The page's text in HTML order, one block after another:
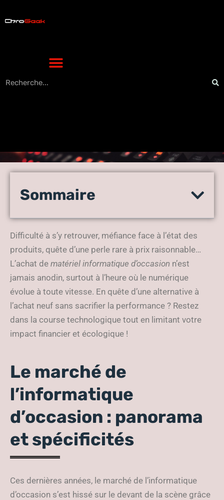
composants : où dénicher du
d’occasion ?
Sommaire
Difficulté à s’y retrouver, méfiance face à l’état des
produits, quête d’une perle rare à prix raisonnable…
L’achat de matériel informatique d’occasion n’est
jamais anodin, surtout à l’heure où le numérique
évolue à toute vitesse. En quête d’une alternative à
l’achat neuf sans sacrifier la performance ? Restez
dans la course technologique tout en limitant votre
impact financier et écologique !
Le marché de
l’informatique
d’occasion : panorama
et spécificités
Ces dernières années, le marché de l’informatique
d’occasion s’est hissé sur le devant de la scène grâce